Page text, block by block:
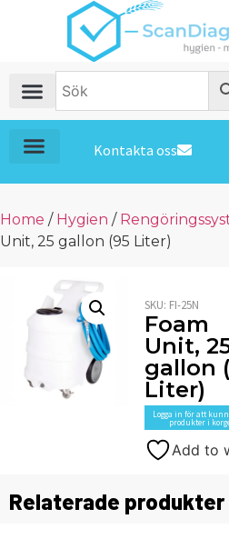
Kontakta oss
Home / Hygien /
Unit, 25 gallon (95 Liter)
SKU: FI-25N
Foam
Unit,
gallon
Liter)
Logga in för att
produkter i
Add to
Relaterade produkter